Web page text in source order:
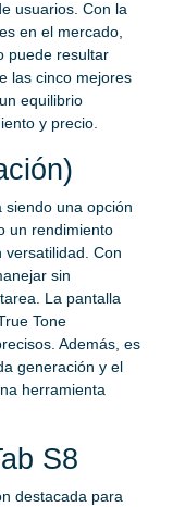
usuarios. Con la
en el mercado,
puede resultar
las cinco mejores
equilibrio
y precio.
siendo una opción
un rendimiento
versatilidad. Con
sin
La pantalla
Tone
Además, es
generación y el
herramienta
S8
destacada para